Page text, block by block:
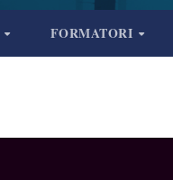
FORMATORI